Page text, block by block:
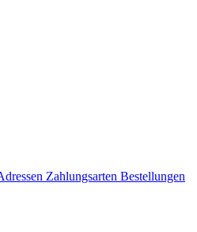
Zahlungsarten Bestellungen